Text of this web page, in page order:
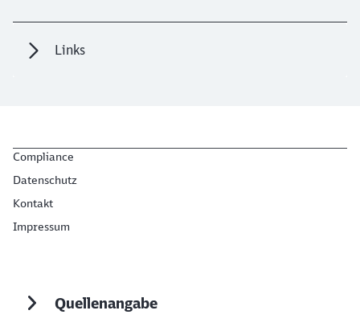
Links
Compliance
Datenschutz
Kontakt
Impressum
Quellenangabe